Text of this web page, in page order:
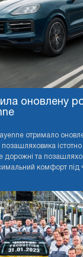
оновлену
отримало
істотно
та
комфорт під